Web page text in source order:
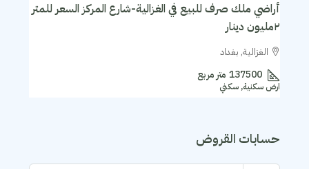
أراضي ملك صرف للبيع في الغزالية-شارع المركز السعر للمتر
٢مليون دينار
الغزالية, بغداد
137500 متر مربع
ارض سكنية, سكني
حسابات القروض